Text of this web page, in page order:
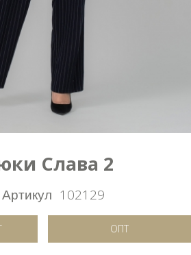
Слава 2
Артикул 102129
ОПТ